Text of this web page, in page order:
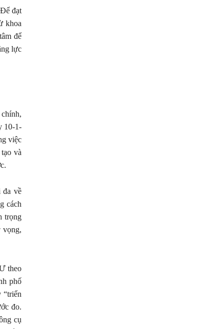
đạt
khoa
để
lực
10-1-
việc
và
đa về
cách
trọng
vọng,
theo
phố
“triển
đo.
cụ